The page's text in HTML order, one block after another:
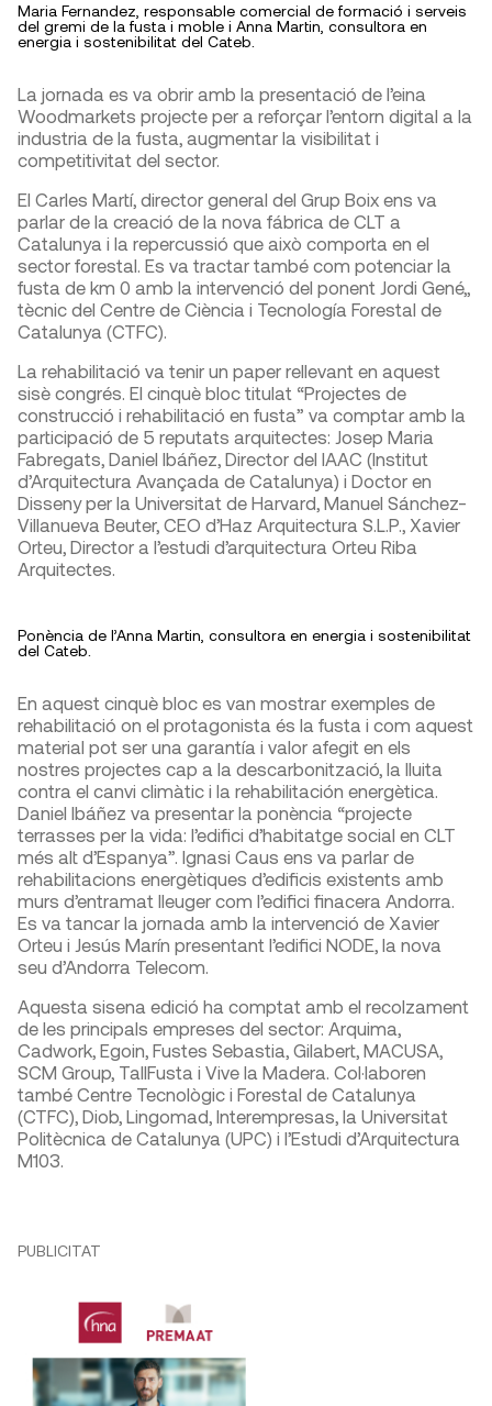
Maria Fernandez, responsable comercial de formació i serveis
del gremi de la fusta i moble i Anna Martin, consultora en
energia i sostenibilitat del Cateb.
La jornada es va obrir amb la presentació de l’eina
Woodmarkets projecte per a reforçar l’entorn digital a la
industria de la fusta, augmentar la visibilitat i
competitivitat del sector.
El Carles Martí, director general del Grup Boix ens va
parlar de la creació de la nova fábrica de CLT a
Catalunya i la repercussió que això comporta en el
sector forestal. Es va tractar també com potenciar la
fusta de km 0 amb la intervenció del ponent Jordi Gené,,
tècnic del Centre de Ciència i Tecnología Forestal de
Catalunya (CTFC).
La rehabilitació va tenir un paper rellevant en aquest
sisè congrés. El cinquè bloc titulat “Projectes de
construcció i rehabilitació en fusta” va comptar amb la
participació de 5 reputats arquitectes: Josep Maria
Fabregats, Daniel Ibáñez, Director del IAAC (Institut
d’Arquitectura Avançada de Catalunya) i Doctor en
Disseny per la Universitat de Harvard, Manuel Sánchez-
Villanueva Beuter, CEO d’Haz Arquitectura S.L.P., Xavier
Orteu, Director a l’estudi d’arquitectura Orteu Riba
Arquitectes.
Ponència de l’Anna Martin, consultora en energia i sostenibilitat
del Cateb.
En aquest cinquè bloc es van mostrar exemples de
rehabilitació on el protagonista és la fusta i com aquest
material pot ser una garantía i valor afegit en els
nostres projectes cap a la descarbonització, la lluita
contra el canvi climàtic i la rehabilitación energètica.
Daniel Ibáñez va presentar la ponència “projecte
terrasses per la vida: l’edifici d’habitatge social en CLT
més alt d’Espanya”. Ignasi Caus ens va parlar de
rehabilitacions energètiques d’edificis existents amb
murs d’entramat lleuger com l’edifici finacera Andorra.
Es va tancar la jornada amb la intervenció de Xavier
Orteu i Jesús Marín presentant l’edifici NODE, la nova
seu d’Andorra Telecom.
Aquesta sisena edició ha comptat amb el recolzament
de les principals empreses del sector: Arquima,
Cadwork, Egoin, Fustes Sebastia, Gilabert, MACUSA,
SCM Group, TallFusta i Vive la Madera. Col·laboren
també Centre Tecnològic i Forestal de Catalunya
(CTFC), Diob, Lingomad, Interempresas, la Universitat
Politècnica de Catalunya (UPC) i l’Estudi d’Arquitectura
M103.
PUBLICITAT